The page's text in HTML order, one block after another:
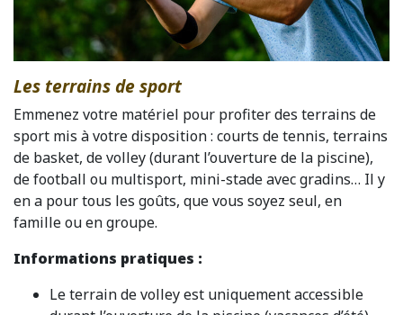
Les terrains de sport
Emmenez votre matériel pour profiter des terrains de
sport mis à votre disposition : courts de tennis, terrains
de basket, de volley (durant l’ouverture de la piscine),
de football ou multisport, mini-stade avec gradins… Il y
en a pour tous les goûts, que vous soyez seul, en
famille ou en groupe.
Informations pratiques :
Le terrain de volley est uniquement accessible